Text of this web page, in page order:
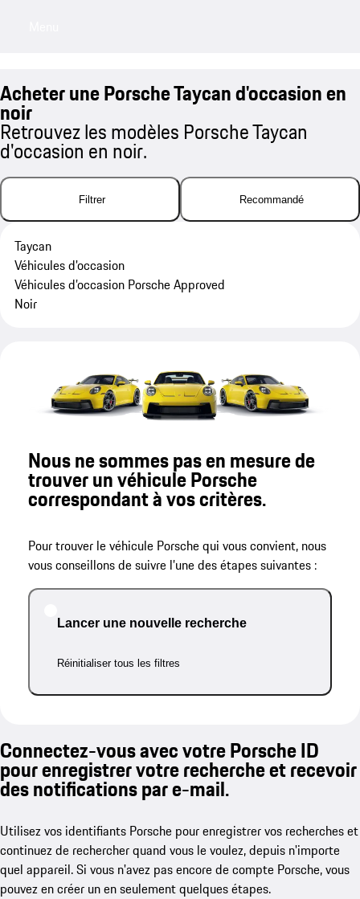
Acheter une Porsche Taycan d'occasion en
noir
Retrouvez les modèles Porsche Taycan
d'occasion en noir.
Filtrer Recommandé
Taycan
Véhicules d'occasion
Véhicules d’occasion Porsche Approved
Noir
Nous ne sommes pas en mesure de
trouver un véhicule Porsche
correspondant à vos critères.
Pour trouver le véhicule Porsche qui vous convient, nous
vous conseillons de suivre l’une des étapes suivantes :
Lancer une nouvelle recherche
Réinitialiser tous les filtres
Connectez-vous avec votre Porsche ID
pour enregistrer votre recherche et recevoir
des notifications par e-mail.
Utilisez vos identifiants Porsche pour enregistrer vos recherches et
continuez de rechercher quand vous le voulez, depuis n'importe
quel appareil. Si vous n'avez pas encore de compte Porsche, vous
pouvez en créer un en seulement quelques étapes.